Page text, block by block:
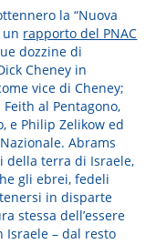
la “Nuova
un rapporto del PNAC
dozzine di
Cheney in
vice di Cheney;
al Pentagono,
e Philip Zelikow ed
Abrams
della terra di Israele,
gli ebrei, fedeli
in disparte
stessa dell’essere
– dal resto